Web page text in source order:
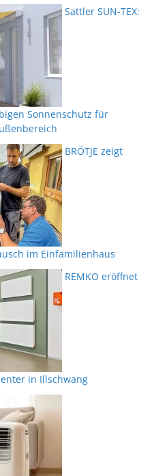
Sattler SUN-TEX:
Sonnenschutz für
BRÖTJE zeigt
im Einfamilienhaus
REMKO eröffnet
in Illschwang